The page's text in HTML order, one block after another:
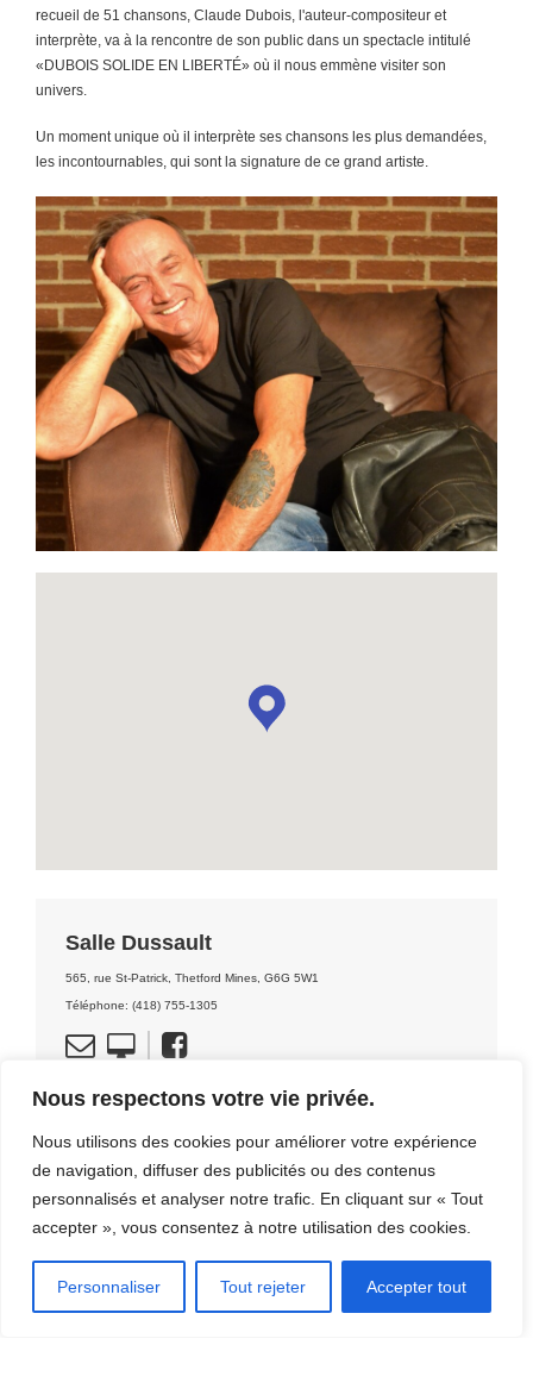
Nous respectons votre vie privée.
Nous utilisons des cookies pour améliorer votre expérience
de navigation, diffuser des publicités ou des contenus
personnalisés et analyser notre trafic. En cliquant sur « Tout
accepter », vous consentez à notre utilisation des cookies.
Personnaliser Tout rejeter Accepter tout
recueil de 51 chansons, Claude Dubois, l'auteur-compositeur et
interprète, va à la rencontre de son public dans un spectacle intitulé
«DUBOIS SOLIDE EN LIBERTÉ» où il nous emmène visiter son
univers.
Un moment unique où il interprète ses chansons les plus demandées,
les incontournables, qui sont la signature de ce grand artiste.
Salle Dussault
565, rue St-Patrick, Thetford Mines, G6G 5W1
Téléphone: (418) 755-1305
DÉCOUVRIR LA RÉGION
[CLIQUEZ ICI]